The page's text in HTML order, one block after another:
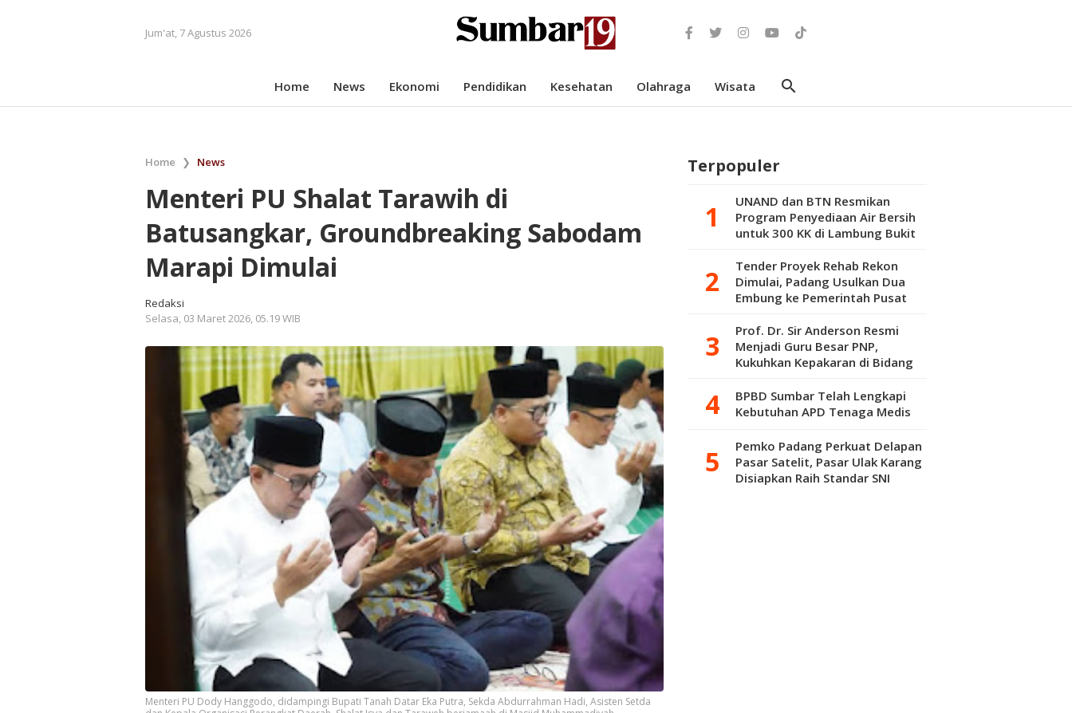
Jum'at, 7 Agustus 2026
Home News Ekonomi Pendidikan Kesehatan Olahraga Wisata search
Home ❯ News
Menteri PU Shalat Tarawih di
Batusangkar, Groundbreaking Sabodam
Marapi Dimulai
Redaksi
Selasa, 03 Maret 2026, 05.19 WIB
Menteri PU Dody Hanggodo, didampingi Bupati Tanah Datar Eka Putra, Sekda Abdurrahman Hadi, Asisten Setda
Terpopuler
UNAND dan BTN Resmikan
Program Penyediaan Air Bersih
untuk 300 KK di Lambung Bukit
Tender Proyek Rehab Rekon
Dimulai, Padang Usulkan Dua
Embung ke Pemerintah Pusat
Prof. Dr. Sir Anderson Resmi
Menjadi Guru Besar PNP,
Kukuhkan Kepakaran di Bidang
BPBD Sumbar Telah Lengkapi
Kebutuhan APD Tenaga Medis
Pemko Padang Perkuat Delapan
Pasar Satelit, Pasar Ulak Karang
Disiapkan Raih Standar SNI